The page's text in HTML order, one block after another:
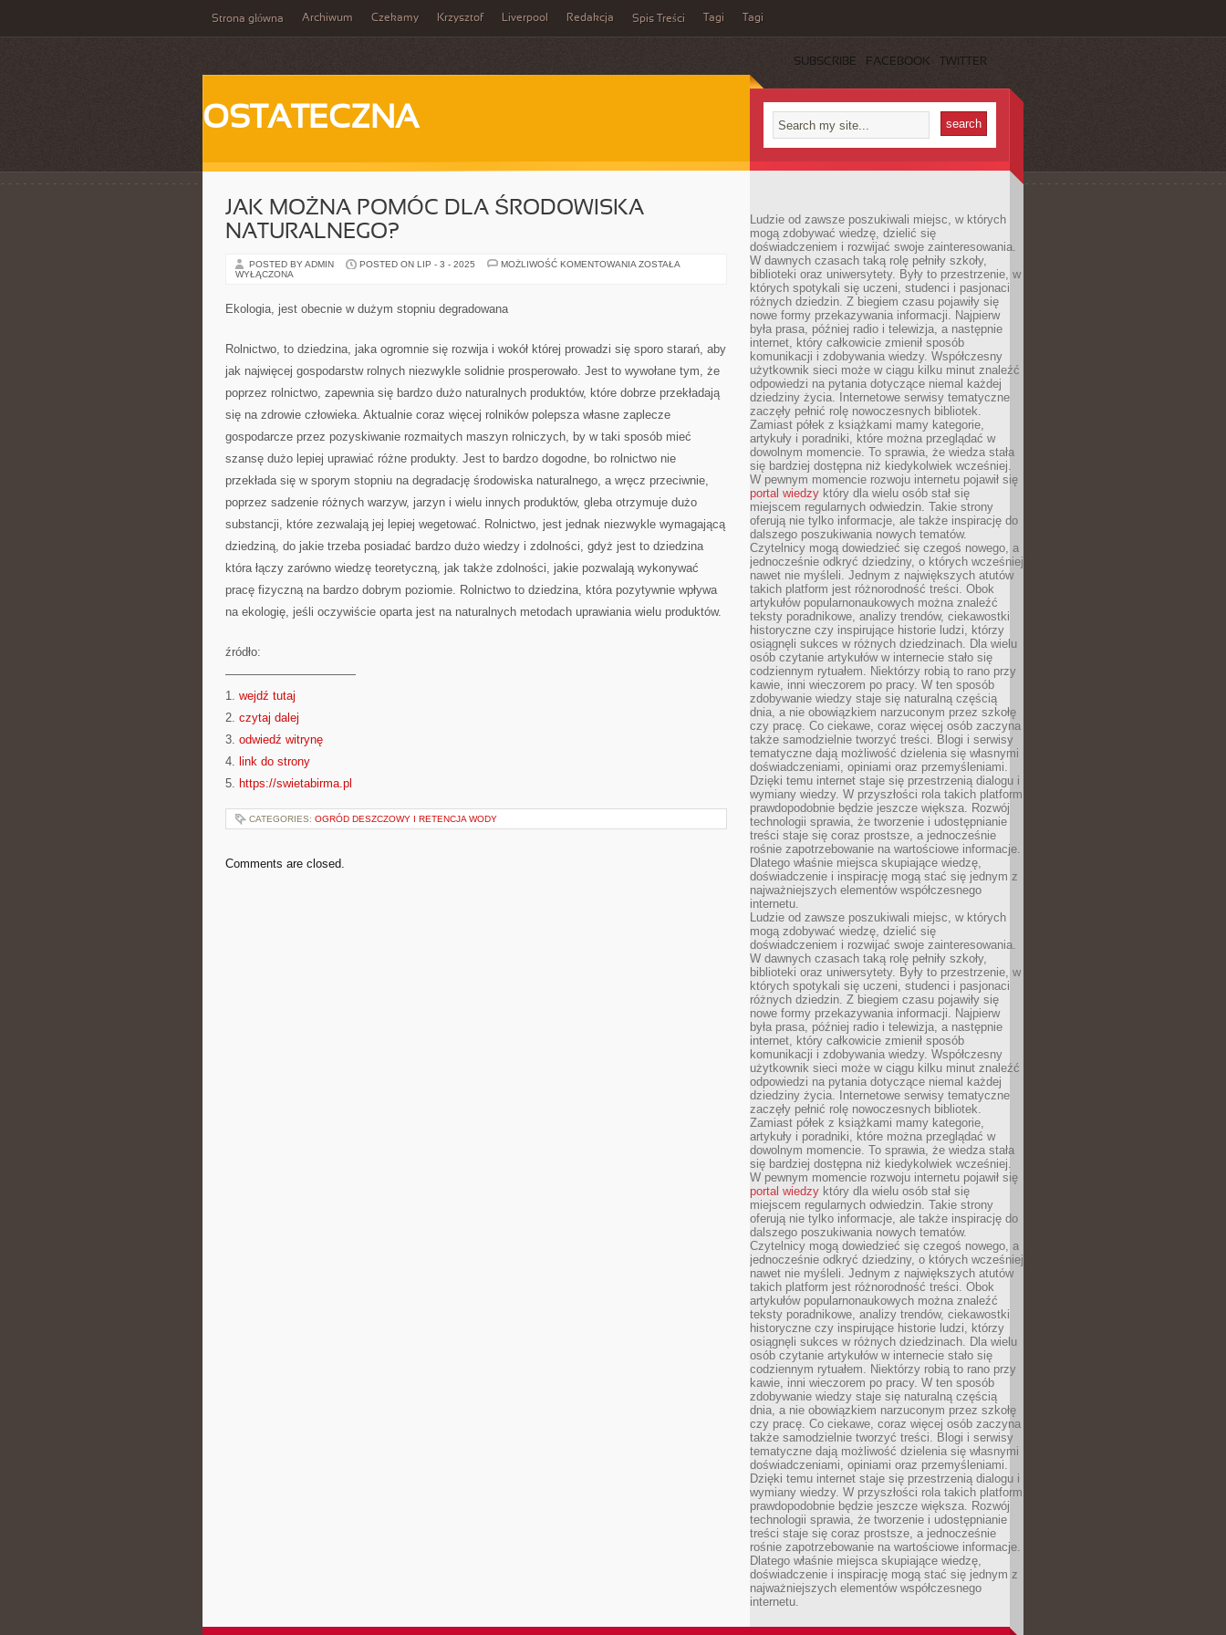
Strona główna Archiwum Czekamy Krzysztof Liverpool Redakcja Spis Treści Tagi Tagi
SUBSCRIBE FACEBOOK TWITTER
OSTATECZNA
JAK MOŻNA POMÓC DLA ŚRODOWISKA
NATURALNEGO?
POSTED BY ADMIN POSTED ON LIP - 3 - 2025 MOŻLIWOŚĆ KOMENTOWANIA JAK
ZOSTAŁA
WYŁĄCZONA
Ekologia, jest obecnie w dużym stopniu degradowana
Rolnictwo, to dziedzina, jaka ogromnie się rozwija i wokół której prowadzi się sporo starań, aby
jak najwięcej gospodarstw rolnych niezwykle solidnie prosperowało. Jest to wywołane tym, że
poprzez rolnictwo, zapewnia się bardzo dużo naturalnych produktów, które dobrze przekładają
się na zdrowie człowieka. Aktualnie coraz więcej rolników polepsza własne zaplecze
gospodarcze przez pozyskiwanie rozmaitych maszyn rolniczych, by w taki sposób mieć
szansę dużo lepiej uprawiać różne produkty. Jest to bardzo dogodne, bo rolnictwo nie
przekłada się w sporym stopniu na degradację środowiska naturalnego, a wręcz przeciwnie,
poprzez sadzenie różnych warzyw, jarzyn i wielu innych produktów, gleba otrzymuje dużo
substancji, które zezwalają jej lepiej wegetować. Rolnictwo, jest jednak niezwykle wymagającą
dziedziną, do jakie trzeba posiadać bardzo dużo wiedzy i zdolności, gdyż jest to dziedzina
która łączy zarówno wiedzę teoretyczną, jak także zdolności, jakie pozwalają wykonywać
pracę fizyczną na bardzo dobrym poziomie. Rolnictwo to dziedzina, która pozytywnie wpływa
na ekologię, jeśli oczywiście oparta jest na naturalnych metodach uprawiania wielu produktów.
źródło:
———————————
1. wejdź tutaj
2. czytaj dalej
3. odwiedź witrynę
4. link do strony
5. https://swietabirma.pl
CATEGORIES: OGRÓD DESZCZOWY I RETENCJA WODY
Comments are closed.
Ludzie od zawsze poszukiwali miejsc, w których
mogą zdobywać wiedzę, dzielić się
doświadczeniem i rozwijać swoje zainteresowania.
W dawnych czasach taką rolę pełniły szkoły,
biblioteki oraz uniwersytety. Były to przestrzenie, w
których spotykali się uczeni, studenci i pasjonaci
różnych dziedzin. Z biegiem czasu pojawiły się
nowe formy przekazywania informacji. Najpierw
była prasa, później radio i telewizja, a następnie
internet, który całkowicie zmienił sposób
komunikacji i zdobywania wiedzy. Współczesny
użytkownik sieci może w ciągu kilku minut znaleźć
odpowiedzi na pytania dotyczące niemal każdej
dziedziny życia. Internetowe serwisy tematyczne
zaczęły pełnić rolę nowoczesnych bibliotek.
Zamiast półek z książkami mamy kategorie,
artykuły i poradniki, które można przeglądać w
dowolnym momencie. To sprawia, że wiedza stała
się bardziej dostępna niż kiedykolwiek wcześniej.
W pewnym momencie rozwoju internetu pojawił się
portal wiedzy który dla wielu osób stał się
miejscem regularnych odwiedzin. Takie strony
oferują nie tylko informacje, ale także inspirację do
dalszego poszukiwania nowych tematów.
Czytelnicy mogą dowiedzieć się czegoś nowego, a
jednocześnie odkryć dziedziny, o których wcześniej
nawet nie myśleli. Jednym z największych atutów
takich platform jest różnorodność treści. Obok
artykułów popularnonaukowych można znaleźć
teksty poradnikowe, analizy trendów, ciekawostki
historyczne czy inspirujące historie ludzi, którzy
osiągnęli sukces w różnych dziedzinach. Dla wielu
osób czytanie artykułów w internecie stało się
codziennym rytuałem. Niektórzy robią to rano przy
kawie, inni wieczorem po pracy. W ten sposób
zdobywanie wiedzy staje się naturalną częścią
dnia, a nie obowiązkiem narzuconym przez szkołę
czy pracę. Co ciekawe, coraz więcej osób zaczyna
także samodzielnie tworzyć treści. Blogi i serwisy
tematyczne dają możliwość dzielenia się własnymi
doświadczeniami, opiniami oraz przemyśleniami.
Dzięki temu internet staje się przestrzenią dialogu i
wymiany wiedzy. W przyszłości rola takich platform
prawdopodobnie będzie jeszcze większa. Rozwój
technologii sprawia, że tworzenie i udostępnianie
treści staje się coraz prostsze, a jednocześnie
rośnie zapotrzebowanie na wartościowe informacje.
Dlatego właśnie miejsca skupiające wiedzę,
doświadczenie i inspirację mogą stać się jednym z
najważniejszych elementów współczesnego
internetu.
Ludzie od zawsze poszukiwali miejsc, w których
mogą zdobywać wiedzę, dzielić się
doświadczeniem i rozwijać swoje zainteresowania.
W dawnych czasach taką rolę pełniły szkoły,
biblioteki oraz uniwersytety. Były to przestrzenie, w
których spotykali się uczeni, studenci i pasjonaci
różnych dziedzin. Z biegiem czasu pojawiły się
nowe formy przekazywania informacji. Najpierw
była prasa, później radio i telewizja, a następnie
internet, który całkowicie zmienił sposób
komunikacji i zdobywania wiedzy. Współczesny
użytkownik sieci może w ciągu kilku minut znaleźć
odpowiedzi na pytania dotyczące niemal każdej
dziedziny życia. Internetowe serwisy tematyczne
zaczęły pełnić rolę nowoczesnych bibliotek.
Zamiast półek z książkami mamy kategorie,
artykuły i poradniki, które można przeglądać w
dowolnym momencie. To sprawia, że wiedza stała
się bardziej dostępna niż kiedykolwiek wcześniej.
W pewnym momencie rozwoju internetu pojawił się
portal wiedzy który dla wielu osób stał się
miejscem regularnych odwiedzin. Takie strony
oferują nie tylko informacje, ale także inspirację do
dalszego poszukiwania nowych tematów.
Czytelnicy mogą dowiedzieć się czegoś nowego, a
jednocześnie odkryć dziedziny, o których wcześniej
nawet nie myśleli. Jednym z największych atutów
takich platform jest różnorodność treści. Obok
artykułów popularnonaukowych można znaleźć
teksty poradnikowe, analizy trendów, ciekawostki
historyczne czy inspirujące historie ludzi, którzy
osiągnęli sukces w różnych dziedzinach. Dla wielu
osób czytanie artykułów w internecie stało się
codziennym rytuałem. Niektórzy robią to rano przy
kawie, inni wieczorem po pracy. W ten sposób
zdobywanie wiedzy staje się naturalną częścią
dnia, a nie obowiązkiem narzuconym przez szkołę
czy pracę. Co ciekawe, coraz więcej osób zaczyna
także samodzielnie tworzyć treści. Blogi i serwisy
tematyczne dają możliwość dzielenia się własnymi
doświadczeniami, opiniami oraz przemyśleniami.
Dzięki temu internet staje się przestrzenią dialogu i
wymiany wiedzy. W przyszłości rola takich platform
prawdopodobnie będzie jeszcze większa. Rozwój
technologii sprawia, że tworzenie i udostępnianie
treści staje się coraz prostsze, a jednocześnie
rośnie zapotrzebowanie na wartościowe informacje.
Dlatego właśnie miejsca skupiające wiedzę,
doświadczenie i inspirację mogą stać się jednym z
najważniejszych elementów współczesnego
internetu.